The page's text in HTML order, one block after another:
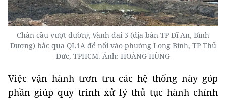
Chân cầu vượt đường Vành đai 3 (địa bàn TP Dĩ An, Bình
Dương) bắc qua QL1A để nối vào phường Long Bình, TP Thủ
Đức, TPHCM. Ảnh: HOÀNG HÙNG
Việc vận hành trơn tru các hệ thống này góp
phần giúp quy trình xử lý thủ tục hành chính